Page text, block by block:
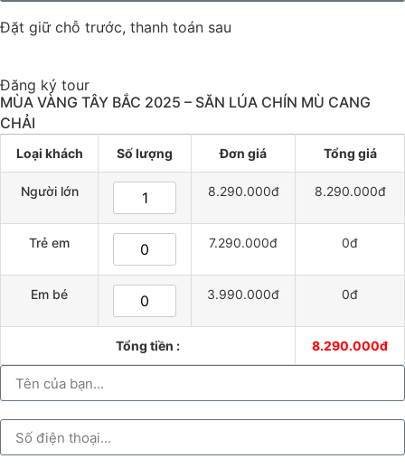
Đặt giữ chỗ trước, thanh toán sau
Đăng ký tour
MÙA VÀNG TÂY BẮC 2025 – SĂN LÚA CHÍN MÙ CANG
CHẢI
Loại khách Số lượng Đơn giá Tổng giá
Người lớn 8.290.000đ 8.290.000đ
Trẻ em 7.290.000đ 0đ
Em bé 3.990.000đ 0đ
Tổng tiền : 8.290.000đ